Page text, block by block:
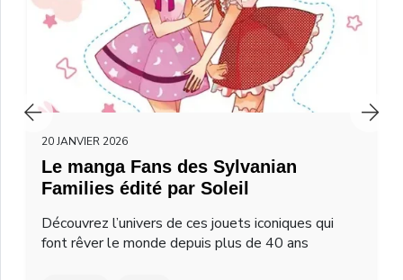
20 JANVIER 2026
Le manga Fans des Sylvanian
Families édité par Soleil
Découvrez l’univers de ces jouets iconiques qui
font rêver le monde depuis plus de 40 ans